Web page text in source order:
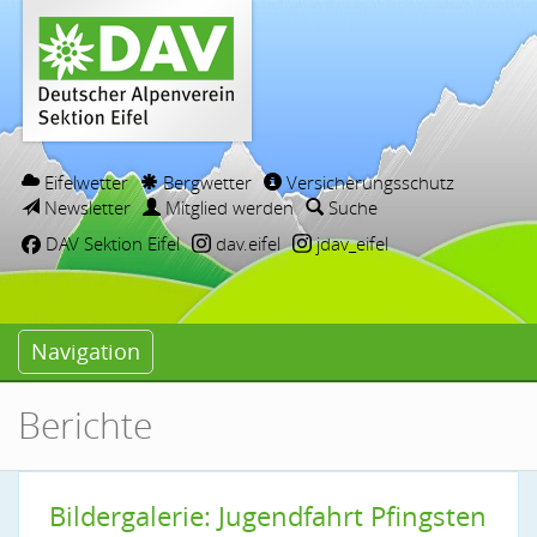
Eifelwetter Bergwetter
Versicherungsschutz
Newsletter
Mitglied werden
Suche
DAV Sektion Eifel
dav.eifel jdav_eifel
Navigation
Berichte
Bildergalerie: Jugendfahrt Pfingsten